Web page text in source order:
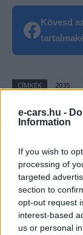
e-cars.hu -
Information
If you wish to
processing of
targeted
section to
opt-out request
interest-based
us or personal
Kövesd
CÍMKÉK 2035